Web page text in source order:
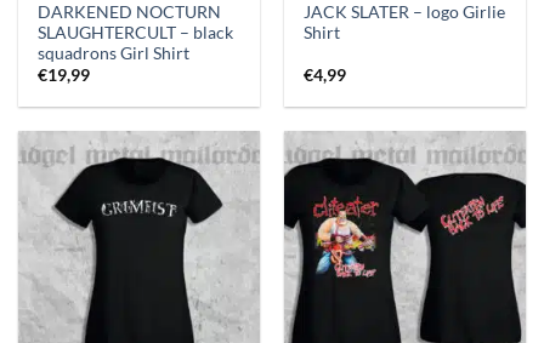
DARKENED NOCTURN
SLAUGHTERCULT – black
squadrons Girl Shirt
€19,99
JACK SLATER – logo Girlie
Shirt
€4,99